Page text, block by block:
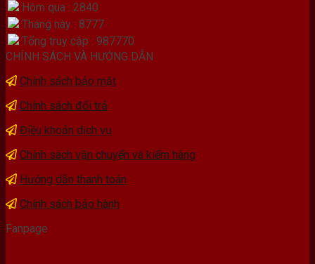
Hôm qua : 2840
Tháng này : 8777
Tổng truy cập : 987770
CHÍNH SÁCH VÀ HƯỚNG DẪN
Chính sách bảo mật
Chính sách đổi trả
Điều khoản dịch vụ
Chính sách vận chuyển và kiểm hàng
Hướng dẫn thanh toán
Chính sách bảo hành
Fanpage